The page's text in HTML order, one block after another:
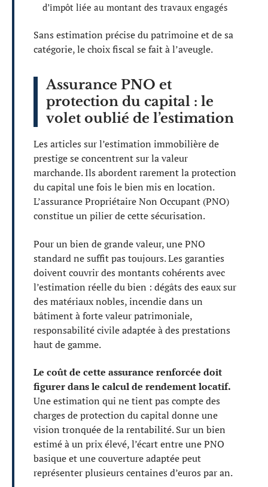
d’impôt liée au montant des travaux engagés
Sans estimation précise du patrimoine et de sa
catégorie, le choix fiscal se fait à l’aveugle.
Assurance PNO et
protection du capital : le
volet oublié de l’estimation
Les articles sur l’estimation immobilière de
prestige se concentrent sur la valeur
marchande. Ils abordent rarement la protection
du capital une fois le bien mis en location.
L’assurance Propriétaire Non Occupant (PNO)
constitue un pilier de cette sécurisation.
Pour un bien de grande valeur, une PNO
standard ne suffit pas toujours. Les garanties
doivent couvrir des montants cohérents avec
l’estimation réelle du bien : dégâts des eaux sur
des matériaux nobles, incendie dans un
bâtiment à forte valeur patrimoniale,
responsabilité civile adaptée à des prestations
haut de gamme.
Le coût de cette assurance renforcée doit
figurer dans le calcul de rendement locatif.
Une estimation qui ne tient pas compte des
charges de protection du capital donne une
vision tronquée de la rentabilité. Sur un bien
estimé à un prix élevé, l’écart entre une PNO
basique et une couverture adaptée peut
représenter plusieurs centaines d’euros par an.